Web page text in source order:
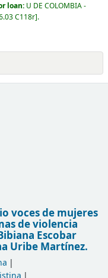
loan: U DE COLOMBIA -
C118r .
voces de mujeres
de violencia
Escobar
Uribe Martínez.